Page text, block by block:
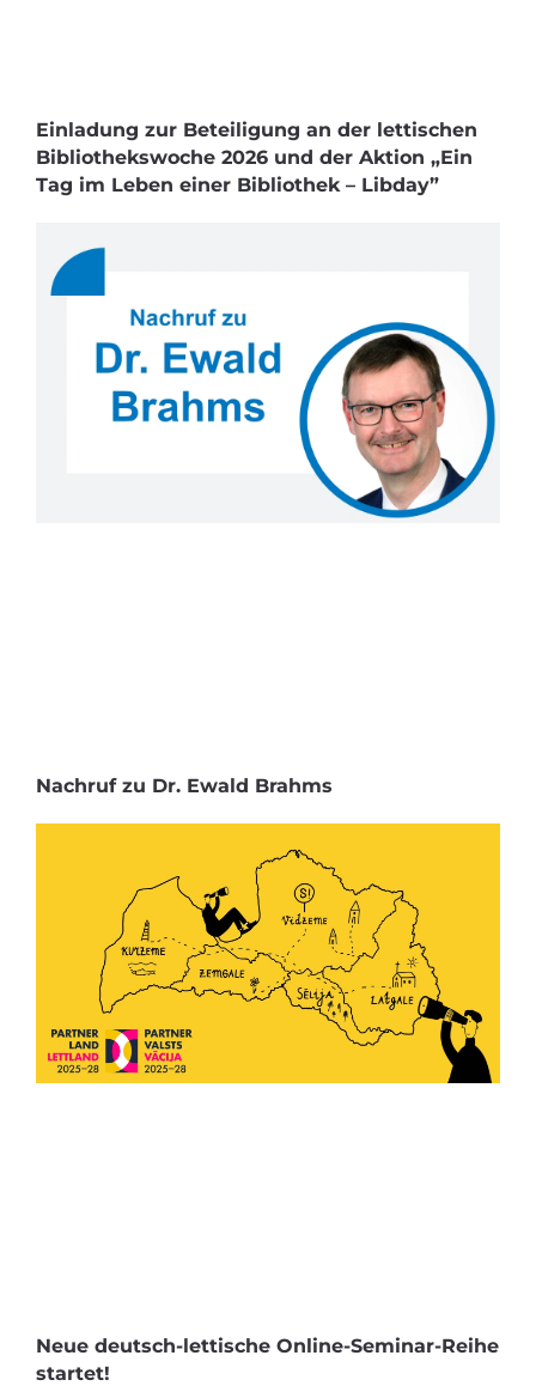
Einladung zur Beteiligung an der lettischen
Bibliothekswoche 2026 und der Aktion „Ein
Tag im Leben einer Bibliothek – Libday”
Nachruf zu Dr. Ewald Brahms
Neue deutsch-lettische Online-Seminar-Reihe
startet!